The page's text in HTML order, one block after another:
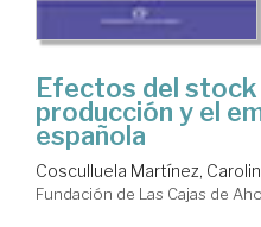
Efectos del stock
producción y el
española
Cosculluela Martínez,
Fundación de Las Cajas de